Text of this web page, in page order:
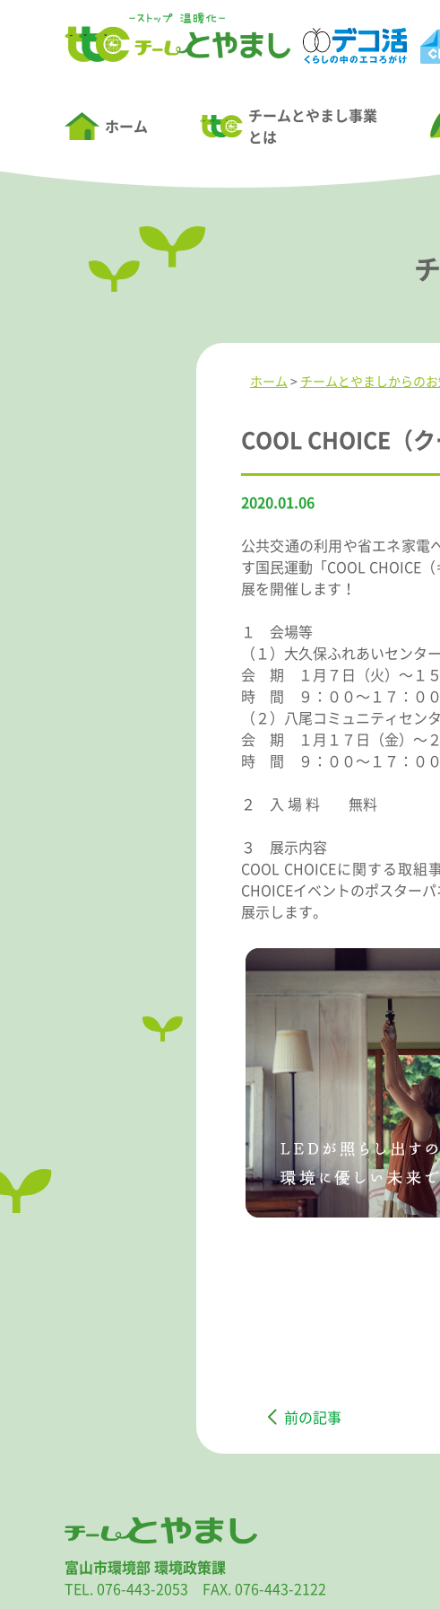
ホーム
チームとやまし事業
とは
ホーム > チームとやましからの
COOL CHOICE（
2020.01.06
公共交通の利用や省エネ家電
す国民運動「COOL CHOICE
展を開催します！
１ 会場等
（１）大久保ふれあいセンタ
会 期 １月７日（火）～１
時 間 ９：００～１７：００
（２）八尾コミュニティセン
会 期 １月１７日（金）～
時 間 ９：００～１７：００
２ 入 場 料 無料
３ 展示内容
COOL CHOICEに関する取
CHOICEイベントのポスター
展示します。
前の記事
富山市環境部 環境政策課
TEL. 076-443-2053 FAX. 076-443-2122